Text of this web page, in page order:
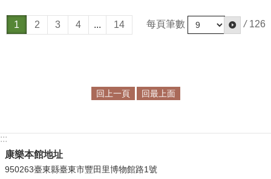
1 2 3 4 ... 14 每頁筆數 / 126
回上一頁 回最上面
:::
康樂本館地址
950263臺東縣臺東市豐田里博物館路1號